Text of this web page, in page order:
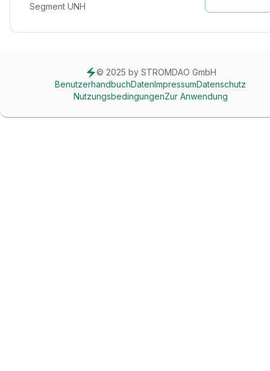
Segment UNH
© 2025 by STROMDAO GmbH
BenutzerhandbuchDatenImpressumDatenschutz
NutzungsbedingungenZur Anwendung